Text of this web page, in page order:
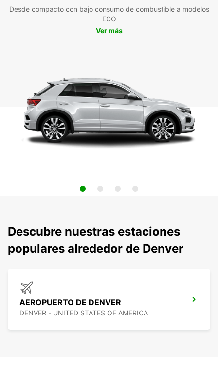
Desde compacto con bajo consumo de combustible a modelos
ECO
Ver más
Descubre nuestras estaciones
populares alrededor de Denver
AEROPUERTO DE DENVER
DENVER - UNITED STATES OF AMERICA